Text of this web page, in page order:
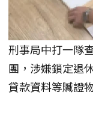
刑事局中打一隊
團，涉嫌鎖定退
貸款資料等贓證